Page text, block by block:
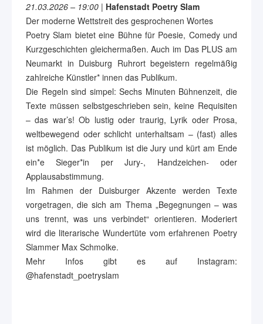
21.03.2026 – 19:00 | Hafenstadt Poetry Slam
Der moderne Wettstreit des gesprochenen Wortes
Poetry Slam bietet eine Bühne für Poesie, Comedy und
Kurzgeschichten gleichermaßen. Auch im Das PLUS am
Neumarkt in Duisburg Ruhrort begeistern regelmäßig
zahlreiche Künstler* innen das Publikum.
Die Regeln sind simpel: Sechs Minuten Bühnenzeit, die
Texte müssen selbstgeschrieben sein, keine Requisiten
– das war’s! Ob lustig oder traurig, Lyrik oder Prosa,
weltbewegend oder schlicht unterhaltsam – (fast) alles
ist möglich. Das Publikum ist die Jury und kürt am Ende
ein*e Sieger*in per Jury-, Handzeichen- oder
Applausabstimmung.
Im Rahmen der Duisburger Akzente werden Texte
vorgetragen, die sich am Thema „Begegnungen – was
uns trennt, was uns verbindet“ orientieren. Moderiert
wird die literarische Wundertüte vom erfahrenen Poetry
Slammer Max Schmolke.
Mehr Infos gibt es auf Instagram:
@hafenstadt_poetryslam